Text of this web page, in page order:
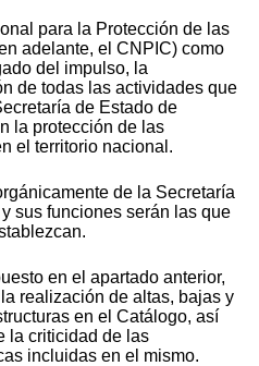
para la Protección de las
adelante, el CNPIC) como
del impulso, la
de todas las actividades que
de Estado de
la protección de las
el territorio nacional.
de la Secretaría
sus funciones serán las que
en el apartado anterior,
realización de altas, bajas y
en el Catálogo, así
la criticidad de las
incluidas en el mismo.